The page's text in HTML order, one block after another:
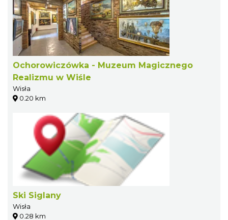
Ochorowiczówka - Muzeum Magicznego
Realizmu w Wiśle
Wisła
0.20 km
Ski Siglany
Wisła
0.28 km